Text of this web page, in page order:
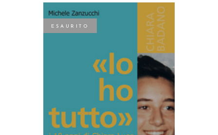
ESAURITO
LEGGI TUTTO